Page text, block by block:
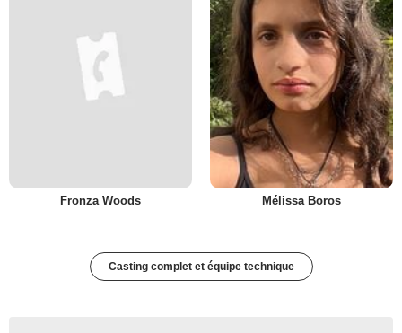
Fronza Woods Mélissa Boros
Casting complet et équipe technique